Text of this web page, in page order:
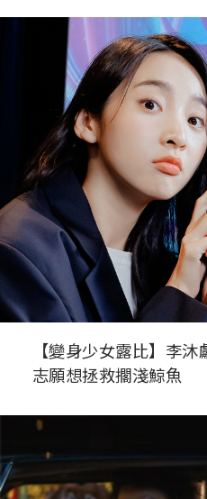
【變身少女露比】李
志願想拯救擱淺鯨魚